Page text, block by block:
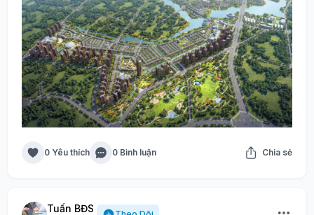
0 Yêu thích 0 Bình luận Chia sẻ
Tuấn BĐS